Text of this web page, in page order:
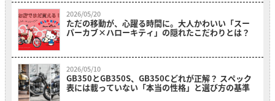
2026/05/20
ただの移動が、心躍る時間に。大人かわいい「スー
パーカブ×ハローキティ」の隠れたこだわりとは？
2026/05/10
GB350とGB350S、GB350Cどれが正解？ スペック
表には載っていない「本当の性格」と選び方の基準